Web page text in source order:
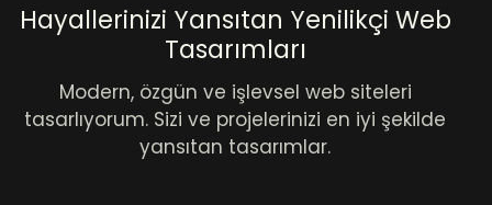
Hayallerinizi Yansıtan Yenilikçi Web
Tasarımları
Modern, özgün ve işlevsel web siteleri
tasarlıyorum. Sizi ve projelerinizi en iyi şekilde
yansıtan tasarımlar.